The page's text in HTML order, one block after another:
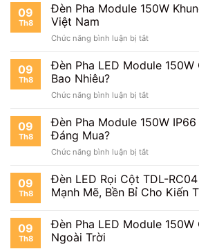
Mới
Tuổi
Lâu?
09
Th8
Đèn Pha Module 150W
Việt Nam
Chức năng bình luận bị tắtở
Pha
Module
Khung
Sản
Việt
09
Th8
Đèn Pha LED Module
Bao Nhiêu?
Chức năng bình luận bị tắtở
Pha
LED
150W
Suất
Thực
09
Th8
Đèn Pha Module 150W
Đáng Mua?
Chức năng bình luận bị tắtở
Pha
Module
150W
Chống
09
Th8
Đèn LED Rọi Cột TDL-
Mạnh Mẽ, Bền Bỉ Cho Kiến
09
Th8
Đèn Pha LED Module
Ngoài Trời